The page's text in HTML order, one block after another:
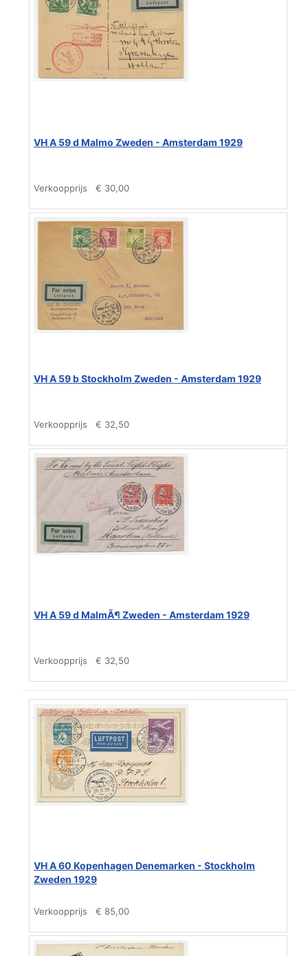
VH A 59 d Malmo Zweden - Amsterdam 1929
Verkoopprijs € 30,00
VH A 59 b Stockholm Zweden - Amsterdam 1929
Verkoopprijs € 32,50
VH A 59 d MalmÃ¶ Zweden - Amsterdam 1929
Verkoopprijs € 32,50
VH A 60 Kopenhagen Denemarken - Stockholm
Zweden 1929
Verkoopprijs € 85,00